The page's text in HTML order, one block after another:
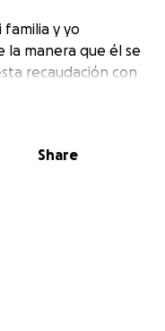
y yo
la manera que él se
recaudación con
y darle
por acompañarnos
Share